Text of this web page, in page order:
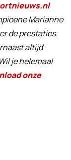
Marianne
de prestaties.
altijd
je helemaal
onze